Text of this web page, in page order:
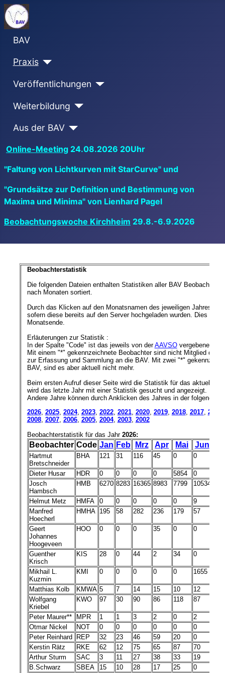
BAV
Praxis
Veröffentlichungen
Weiterbildung
Aus der BAV
Online-Meeting 24.08.2026 20Uhr
"Faltung von Lichtkurven mit StarCurve" und
"Grundsätze zur Definition und Bestimmung von
Maxima und Minima" von Lienhard Pagel
Beobachtungswoche Kirchheim 29.8.-6.9.2026